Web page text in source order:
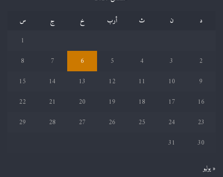
د
ن ث أرب خ ج
س
1
2
3
4
5
6
7
8
9
10
11
12
13
14
15
16
17
18
19
20
21
22
23
24
25
26
27
28
29
30
31
« يوليو